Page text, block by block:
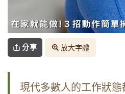
分享 放大字體
現代多數人的工作狀